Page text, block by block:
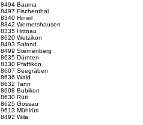
8494 Bauma
8497 Fischenthal
8340 Hinwil
8342 Wernetshausen
8335 Hittnau
8620 Wetzikon
8493 Saland
8499 Sternenberg
8635 Dürnten
8330 Pfäffikon
8607 Seegräben
8636 Wald
8632 Tann
8608 Bubikon
8630 Rüti
8625 Gossau
9613 Mühlrüti
8492 Wila